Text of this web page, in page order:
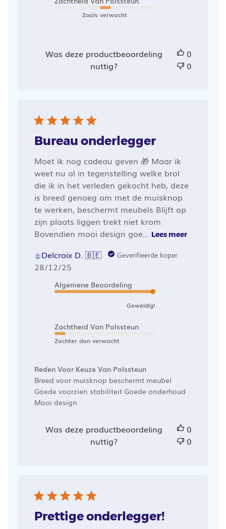
Zoals verwacht
Was deze productbeoordeling
nuttig?
0
0
Bureau onderlegger
Moet ik nog cadeau geven 🎁 Maar ik
weet nu al in tegenstelling welke brol
die ik in het verleden gekocht heb, deze
is breed genoeg om met de muisknop
te werken, beschermt meubels Blijft op
zijn plaats liggen trekt niet krom
Bovendien mooi design goe... Lees meer
Delcroix D. 🇧🇪 Geverifieerde koper
Publicatiedatum
28/12/25
Algemene Beoordeling
Geweldig!
Zachtheid Van Polssteun
Zachter dan verwacht
Reden Voor Keuze Van Polssteun
Breed voor muisknop beschermt meubel
Goede voorzien stabiliteit Goede onderhoud
Mooi design
Was deze productbeoordeling
nuttig?
0
0
Prettige onderlegger!